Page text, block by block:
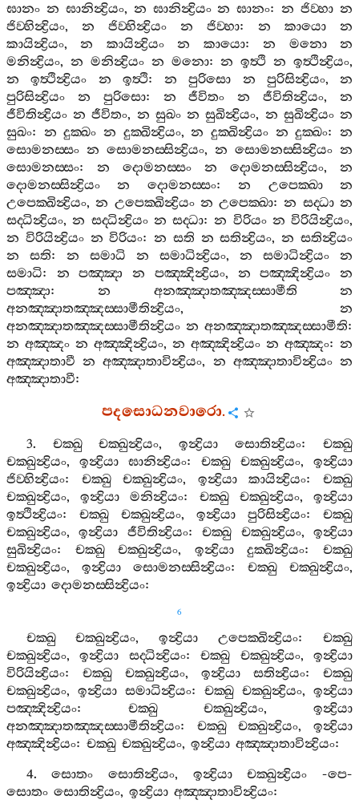
ඝානං න ඝානින්‍ද්‍රියං, න ඝානින්‍ද්‍රියං න ඝානං:න ජිව‍්හා න
ජිව‍්හින්‍ද්‍රියං, න ජිව‍්හින්‍ද්‍රියං න ජිව‍්හා: න කායො
න
කායින්‍ද්‍රියං,න කායින්‍ද්‍රියං න කායො:න මනො
න
මනින්‍ද්‍රියං, න මනින්‍ද්‍රියං න මනො:න ඉත්‍ථි න ඉත්‍ථින්‍ද්‍රියං,
න
ඉත්‍ථින්‍ද්‍රියං න ඉත්‍ථි: න පුරිසො න පුරිසින්‍ද්‍රියං, න
පුරිසින්‍ද්‍රියං
න පුරිසො: න ජීවිතං න ජීවිතින්‍ද්‍රියං,න
ජීවිතින්‍ද්‍රියං න ජීවිතං, න සුඛං න සුඛින්‍ද්‍රියං, න සුඛින්‍ද්‍රියං න
සුඛං: න දුක‍්ඛං න දුක‍්ඛින්‍ද්‍රියං,න දුක‍්ඛින්‍ද්‍රියං න දුක‍්ඛං:න
සොමනස‍්සං න සොමනස‍්සින්‍ද්‍රියං, න සොමනස‍්සින්‍ද්‍රියං න
සොමනස‍්සං: න දොමනස‍්සං න දොමනස‍්සින්‍ද්‍රියං, න
දොමනස‍්සින්‍ද්‍රියං
න දොමනස‍්සං:න උපෙක‍්ඛා
න
උපෙක‍්ඛින්‍ද්‍රියං,න උපෙක‍්ඛින්‍ද්‍රියං න උපෙක‍්ඛා:න සද‍්ධා න
සද‍්ධින්‍ද්‍රියං,න සද‍්ධින්‍ද්‍රියං න සද‍්ධා:න විරියං න විරියින්‍ද්‍රියං,
න විරියින්‍ද්‍රියං න විරියං:න සති න සතින්‍ද්‍රියං,න සතින්‍ද්‍රියං
න
සති: න සමාධි න සමාධින්‍ද්‍රියං, න සමාධින්‍ද්‍රියං
න
සමාධි: න පඤ‍්ඤා න පඤ‍්ඤින්‍ද්‍රියං, න පඤ‍්ඤින්‍ද්‍රියං
න
පඤ‍්ඤා:න අනඤ‍්ඤාතඤ‍්ඤස‍්සාමීති
න
අනඤ‍්ඤාතඤ‍්ඤස‍්සාමීතින්‍ද්‍රියං, න
අනඤ‍්ඤාතඤ‍්ඤස‍්සාමීතින්‍ද්‍රියං න අනඤ‍්ඤාතඤ‍්ඤස‍්සාමීති:
න අඤ‍්ඤං න අඤ‍්ඤින්‍ද්‍රියං, න අඤ‍්ඤින්‍ද්‍රියං න අඤ‍්ඤං: න
අඤ‍්ඤාතාවී න අඤ‍්ඤාතාවින්‍ද්‍රියං, න අඤ‍්ඤාතාවින්‍ද්‍රියං න
අඤ‍්ඤාතාවී:
පදසොධනවාරො.
3. චක‍්ඛු චක‍්ඛුන්‍ද්‍රියං,ඉන්‍ද්‍රියා සොතින්‍ද්‍රියං: චක‍්ඛු
චක‍්ඛුන්‍ද්‍රියං, ඉන්‍ද්‍රියා ඝානින්‍ද්‍රියං: චක‍්ඛු චක‍්ඛුන්‍ද්‍රියං, ඉන්‍ද්‍රියා
ජිව‍්හින්‍ද්‍රියං: චක‍්ඛු චක‍්ඛුන්‍ද්‍රියං, ඉන්‍ද්‍රියා කායින්‍ද්‍රියං:චක‍්ඛු
චක‍්ඛුන්‍ද්‍රියං,ඉන්‍ද්‍රියා මනින්‍ද්‍රියං: චක‍්ඛු චක‍්ඛුන්‍ද්‍රියං,ඉන්‍ද්‍රියා
ඉත්‍ථින්‍ද්‍රියං: චක‍්ඛු චක‍්ඛුන්‍ද්‍රියං, ඉන්‍ද්‍රියා පුරිසින්‍ද්‍රියං: චක‍්ඛු
චක‍්ඛුන්‍ද්‍රියං,ඉන්‍ද්‍රියා ජීවිතින්‍ද්‍රියං:චක‍්ඛු චක‍්ඛුන්‍ද්‍රියං,ඉන්‍ද්‍රියා
සුඛින්‍ද්‍රියං: චක‍්ඛු චක‍්ඛුන්‍ද්‍රියං, ඉන්‍ද්‍රියා දුක‍්ඛින්‍ද්‍රියං:චක‍්ඛු
චක‍්ඛුන්‍ද්‍රියං, ඉන්‍ද්‍රියා සොමනස‍්සින්‍ද්‍රියං: චක‍්ඛු චක‍්ඛුන්‍ද්‍රියං,
ඉන්‍ද්‍රියා දොමනස‍්සින්‍ද්‍රියං:
6
චක‍්ඛු චක‍්ඛුන්‍ද්‍රියං,ඉන්‍ද්‍රියා උපෙක‍්ඛින්‍ද්‍රියං: චක‍්ඛු
චක‍්ඛුන්‍ද්‍රියං,ඉන්‍ද්‍රියා සද‍්ධින්‍ද්‍රියං:චක‍්ඛු චක‍්ඛුන්‍ද්‍රියං,ඉන්‍ද්‍රියා
විරියින්‍ද්‍රියං: චක‍්ඛු චක‍්ඛුන්‍ද්‍රියං, ඉන්‍ද්‍රියා සතින්‍ද්‍රියං: චක‍්ඛු
චක‍්ඛුන්‍ද්‍රියං, ඉන්‍ද්‍රියා සමාධින්‍ද්‍රියං: චක‍්ඛු චක‍්ඛුන්‍ද්‍රියං, ඉන්‍ද්‍රියා
පඤ‍්ඤින්‍ද්‍රියං: චක‍්ඛු චක‍්ඛුන්‍ද්‍රියං,ඉන්‍ද්‍රියා
අනඤ‍්ඤාතඤ‍්ඤස‍්සාමීතින්‍ද්‍රියං: චක‍්ඛු චක‍්ඛුන්‍ද්‍රියං,ඉන්‍ද්‍රියා
අඤ‍්ඤින්‍ද්‍රියං: චක‍්ඛු චක‍්ඛුන්‍ද්‍රියං, ඉන්‍ද්‍රියා අඤ‍්ඤාතාවින්‍ද්‍රියං:
4.සොතං සොතින්‍ද්‍රියං, ඉන්‍ද්‍රියා චක‍්ඛුන්‍ද්‍රියං -පෙ-
සොතං සොතින්‍ද්‍රියං, ඉන්‍ද්‍රියා අඤ‍්ඤාතාවින්‍ද්‍රියං: